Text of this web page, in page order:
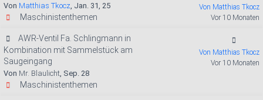
Von Matthias Tkocz , Jan. 31, 25
Maschinistenthemen
Von Matthias Tkocz
Vor 10 Monaten
AWR-Ventil Fa. Schlingmann in
Kombination mit Sammelstück am
Saugeingang
Von Mr. Blaulicht , Sep. 28
Maschinistenthemen
Von Matthias Tkocz
Vor 10 Monaten